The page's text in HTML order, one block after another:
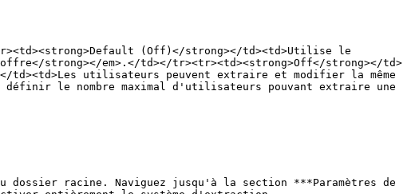
(Off)</strong></td><td>Utilise le
strong></em>.</td></tr><tr><td><strong>Off</strong></td>
utilisateurs peuvent extraire et modifier la même
définir le nombre maximal d'utilisateurs pouvant extraire une
dossier racine. Naviguez jusqu'à la section ***Paramètres de